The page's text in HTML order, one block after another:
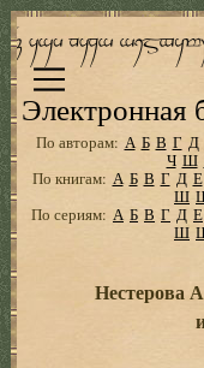
Электронная
По авторам: А Б В Г Д
Ч Ш
По книгам: А Б В Г Д Е
Ш
По сериям: А Б В Г Д Е
Ш
Нестерова